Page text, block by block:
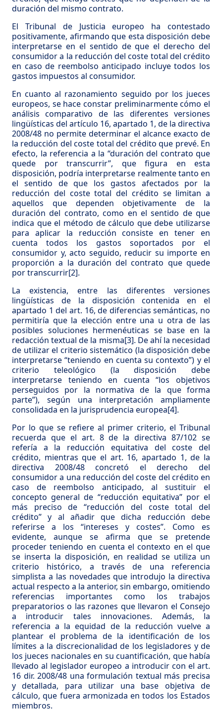
duración del mismo contrato.
El Tribunal de Justicia europeo ha contestado
positivamente, afirmando que esta disposición debe
interpretarse en el sentido de que el derecho del
consumidor a la reducción del coste total del crédito
en caso de reembolso anticipado incluye todos los
gastos impuestos al consumidor.
En cuanto al razonamiento seguido por los jueces
europeos, se hace constar preliminarmente cómo el
análisis comparativo de las diferentes versiones
lingüísticas del artículo 16, apartado 1, de la directiva
2008/48 no permite determinar el alcance exacto de
la reducción del coste total del crédito que prevé. En
efecto, la referencia a la “duración del contrato que
quede por transcurrir”, que figura en esta
disposición, podría interpretarse realmente tanto en
el sentido de que los gastos afectados por la
reducción del coste total del crédito se limitan a
aquellos que dependen objetivamente de la
duración del contrato, como en el sentido de que
indica que el método de cálculo que debe utilizarse
para aplicar la reducción consiste en tener en
cuenta todos los gastos soportados por el
consumidor y, acto seguido, reducir su importe en
proporción a la duración del contrato que quede
por transcurrir[2].
La existencia, entre las diferentes versiones
lingüísticas de la disposición contenida en el
apartado 1 del art. 16, de diferencias semánticas, no
permitiría que la elección entre una u otra de las
posibles soluciones hermenéuticas se base en la
redacción textual de la misma[3]. De ahí la necesidad
de utilizar el criterio sistemático (la disposición debe
interpretarse “teniendo en cuenta su contexto”) y el
criterio teleológico (la disposición debe
interpretarse teniendo en cuenta “los objetivos
perseguidos por la normativa de la que forma
parte”), según una interpretación ampliamente
consolidada en la jurisprudencia europea[4].
Por lo que se refiere al primer criterio, el Tribunal
recuerda que el art. 8 de la directiva 87/102 se
refería a la reducción equitativa del coste del
crédito, mientras que el art. 16, apartado 1, de la
directiva 2008/48 concretó el derecho del
consumidor a una reducción del coste del crédito en
caso de reembolso anticipado, al sustituir el
concepto general de “reducción equitativa” por el
más preciso de “reducción del coste total del
crédito” y al añadir que dicha reducción debe
referirse a los “intereses y costes”. Como es
evidente, aunque se afirma que se pretende
proceder teniendo en cuenta el contexto en el que
se inserta la disposición, en realidad se utiliza un
criterio histórico, a través de una referencia
simplista a las novedades que introdujo la directiva
actual respecto a la anterior, sin embargo, omitiendo
referencias importantes como los trabajos
preparatorios o las razones que llevaron el Consejo
a introducir tales innovaciones. Además, la
referencia a la equidad de la reducción vuelve a
plantear el problema de la identificación de los
límites a la discrecionalidad de los legisladores y de
los jueces nacionales en su cuantificación, que había
llevado al legislador europeo a introducir con el art.
16 dir. 2008/48 una formulación textual más precisa
y detallada, para utilizar una base objetiva de
cálculo, que fuera armonizada en todos los Estados
miembros.